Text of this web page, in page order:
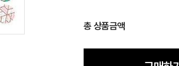
총 상품금액